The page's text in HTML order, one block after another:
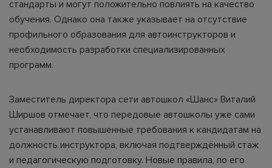
стандарты и могут положительно повлиять на качество
обучения. Однако она также указывает на отсутствие
профильного образования для автоинструкторов и
необходимость разработки специализированных
программ.
Заместитель директора сети автошкол «Шанс» Виталий
Ширшов отмечает, что передовые автошколы уже сами
устанавливают повышенные требования к кандидатам на
должность инструктора, включая подтверждённый стаж
и педагогическую подготовку. Новые правила, по его